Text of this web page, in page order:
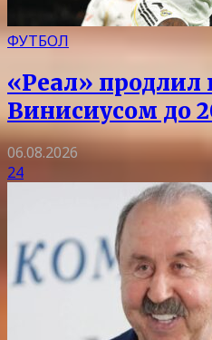
ФУТБОЛ
«Реал» продлил
Винисиусом до
06.08.2026
24